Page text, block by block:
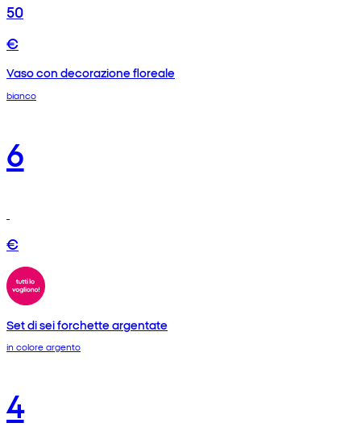
50
€
Vaso con decorazione floreale
bianco
6
€
Set di sei forchette argentate
in colore argento
4